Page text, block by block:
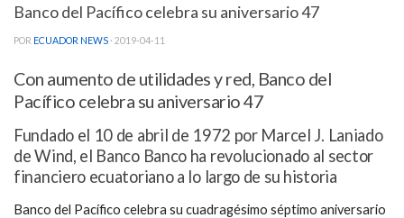
Banco del Pacífico celebra su aniversario 47
POR ECUADOR NEWS · 2019-04-11
Con aumento de utilidades y red, Banco del
Pacífico celebra su aniversario 47
Fundado el 10 de abril de 1972 por Marcel J. Laniado
de Wind, el Banco Banco ha revolucionado al sector
financiero ecuatoriano a lo largo de su historia
Banco del Pacífico celebra su cuadragésimo séptimo aniversario